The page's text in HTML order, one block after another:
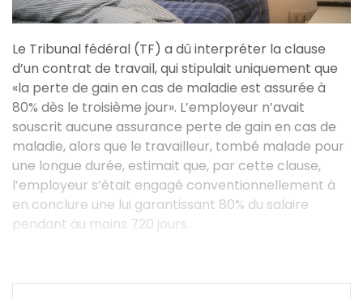
Le Tribunal fédéral (TF) a dû interpréter la clause
d’un contrat de travail, qui stipulait uniquement que
«la perte de gain en cas de maladie est assurée à
80% dès le troisième jour». L’employeur n’avait
souscrit aucune assurance perte de gain en cas de
maladie, alors que le travailleur, tombé malade pour
une longue durée, estimait que, par cette clause,
l’employeur s’était engagé conventionnellement à
en conclure une lui garantissant 80% du salaire
pendant au moins 720 jours.
Le régime légal